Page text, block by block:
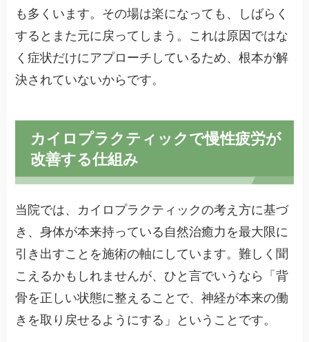
も多くいます。その場は楽になっても、しばらく
するとまた元に戻ってしまう。これは原因ではな
く症状だけにアプローチしているため、根本が解
決されていないからです。
カイロプラクティックで慢性疲労が
改善する仕組み
当院では、カイロプラクティックの考え方に基づ
き、身体が本来持っている自然治癒力を最大限に
引き出すことを施術の軸にしています。難しく聞
こえるかもしれませんが、ひと言でいうなら「背
骨を正しい状態に整えることで、神経が本来の働
きを取り戻せるようにする」ということです。